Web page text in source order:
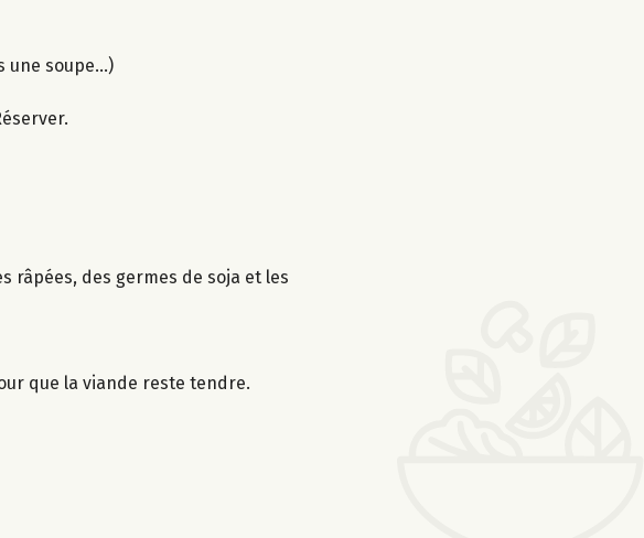
une soupe...)
râpées, des germes de soja et les
que la viande reste tendre.